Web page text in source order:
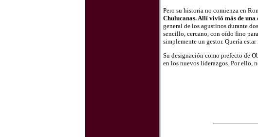
Pero su historia no comienza en
Chulucanas. Allí vivió más de una
general de los agustinos durante
sencillo, cercano, con oído fino
simplemente un gestor. Quería
Su designación como prefecto de
en los nuevos liderazgos. Por ello,